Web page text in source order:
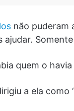
não puderam
ajudar.
quem o
a ela como